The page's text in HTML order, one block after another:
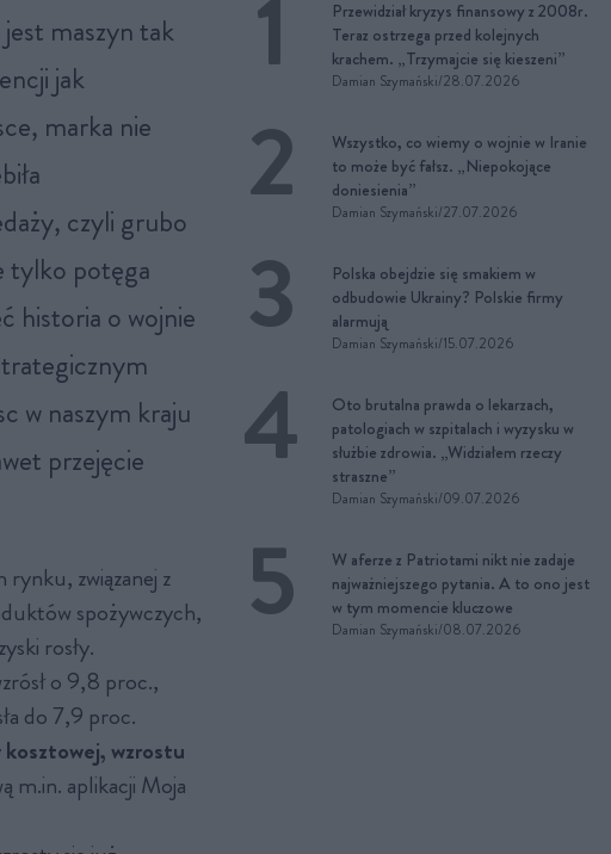
jak
marka nie
czyli grubo
tylko potęga
historia o wojnie
w naszym kraju
przejęcie
związanej z
spożywczych,
rosły.
o 9,8 proc.,
do 7,9 proc.
kosztowej, wzrostu
m.in. aplikacji Moja
Przewidział kryzys finansowy z 2008r.
Teraz ostrzega przed kolejnych
krachem. „Trzymajcie się kieszeni”
Damian Szymański/28.07.2026
Wszystko, co wiemy o wojnie w Iranie
to może być fałsz. „Niepokojące
doniesienia”
Damian Szymański/27.07.2026
Polska obejdzie się smakiem w
odbudowie Ukrainy? Polskie firmy
alarmują
Damian Szymański/15.07.2026
Oto brutalna prawda o lekarzach,
patologiach w szpitalach i wyzysku w
służbie zdrowia. „Widziałem rzeczy
straszne”
Damian Szymański/09.07.2026
W aferze z Patriotami nikt nie zadaje
najważniejszego pytania. A to ono jest
w tym momencie kluczowe
Damian Szymański/08.07.2026